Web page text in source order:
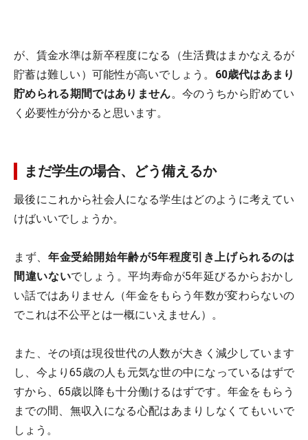
が、賃金水準は新卒程度になる（生活費はまかなえるが
貯蓄は難しい）可能性が高いでしょう。 60歳代はあまり
貯められる期間ではありません。今のうちから貯めてい
く必要性が分かると思います。
まだ学生の場合、どう備えるか
最後にこれから社会人になる学生はどのように考えてい
けばいいでしょうか。
まず、 年金受給開始年齢が5年程度引き上げられるのは
間違いないでしょう。平均寿命が5年延びるからおかし
い話ではありません（年金をもらう年数が変わらないの
でこれは不公平とは一概にいえません）。
また、その頃は現役世代の人数が大きく減少しています
し、今より65歳の人も元気な世の中になっているはずで
すから、65歳以降も十分働けるはずです。年金をもらう
までの間、無収入になる心配はあまりしなくてもいいで
しょう。